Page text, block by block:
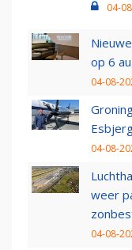
04-
op 6
04-08-
04-08-
weer
04-08-